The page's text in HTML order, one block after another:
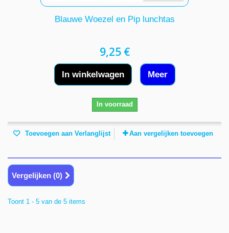
Blauwe Woezel en Pip lunchtas
9,25 €
In winkelwagen Meer
In voorraad
Toevoegen aan Verlanglijst Aan vergelijken toevoegen
Vergelijken (0)
Toont 1 - 5 van de 5 items